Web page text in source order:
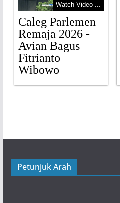
Watch Video ...
Caleg Parlemen
Remaja 2026 -
Avian Bagus
Fitrianto
Wibowo
Petunjuk Arah